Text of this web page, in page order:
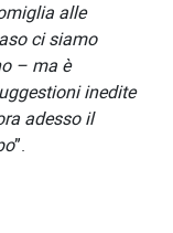
alle
ci siamo
– ma è
inedite
adesso il
”.